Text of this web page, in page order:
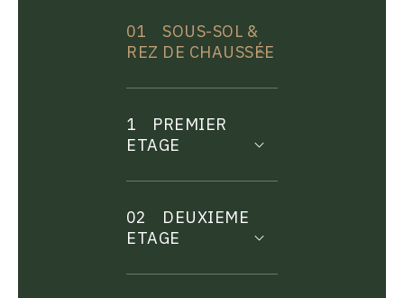
01
SOUS-SOL &
REZ DE CHAUSSÉE
1
PREMIER
ETAGE
02
DEUXIEME
ETAGE